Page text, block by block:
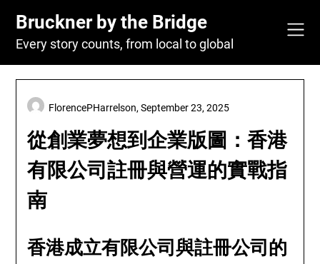
content
Bruckner by the Bridge
Every story counts, from local to global
從創業夢想到企業版圖：香港
有限公司註冊與營運的實戰指
南
FlorencePHarrelson,September 23, 2025
香港成立有限公司與註冊公司的